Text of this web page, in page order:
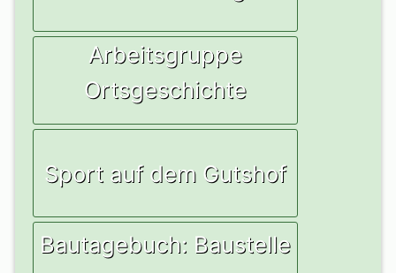
Arbeitsgruppe
Ortsgeschichte
Sport auf dem Gutshof
Bautagebuch: Baustelle